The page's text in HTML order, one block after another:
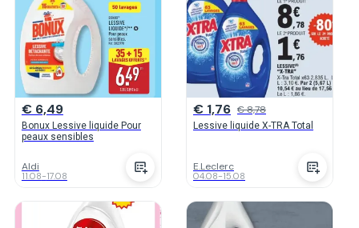
€ 6,49
Bonux Lessive liquide Pour
peaux sensibles
Aldi
11.08-17.08
€ 1,76 € 8,78
Lessive liquide X-TRA Total
E.Leclerc
04.08-15.08